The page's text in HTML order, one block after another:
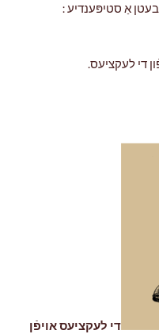
אַ סטיפּענדיע :
די לעקציעס.
די לעקציעס אויפֿן